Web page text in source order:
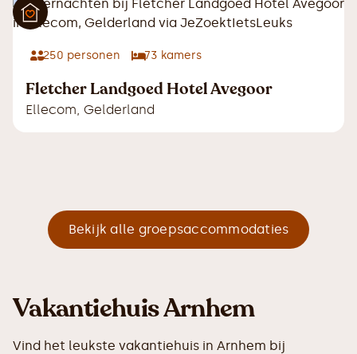
250 personen 73 kamers
Fletcher Landgoed Hotel Avegoor
Ellecom, Gelderland
Bekijk alle groepsaccommodaties
Vakantiehuis Arnhem
Vind het leukste vakantiehuis in Arnhem bij